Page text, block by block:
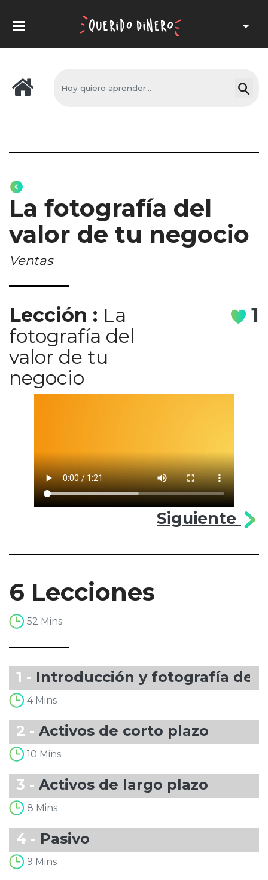
La fotografía del
valor de tu negocio
Ventas
Lección : La
fotografía del
valor de tu
negocio
1
Siguiente
6 Lecciones
52 Mins
1 - Introducción y fotografía de
4 Mins
2 - Activos de corto plazo
10 Mins
3 - Activos de largo plazo
8 Mins
4 - Pasivo
9 Mins